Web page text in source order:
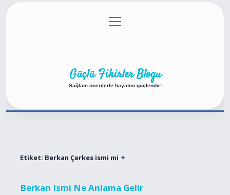
Gizlilik Politikası
menüyü
aç
Güçlü Fikirler Blogu
Sağlam önerilerle hayatını güçlendir!
Etiket: Berkan Çerkes ismi mi
Berkan Ismi Ne Anlama Gelir